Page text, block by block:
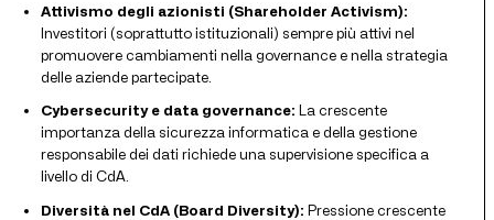
Attivismo degli azionisti (Shareholder Activism):
Investitori (soprattutto istituzionali) sempre più attivi nel
promuovere cambiamenti nella governance e nella strategia
delle aziende partecipate.
Cybersecurity e data governance: La crescente
importanza della sicurezza informatica e della gestione
responsabile dei dati richiede una supervisione specifica a
livello di CdA.
Diversità nel CdA (Board Diversity): Pressione crescente